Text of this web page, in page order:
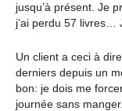
jusqu’à présent. Je
j’ai perdu 57
Un client a ceci à
derniers depuis un
bon: je dois me
journée sans